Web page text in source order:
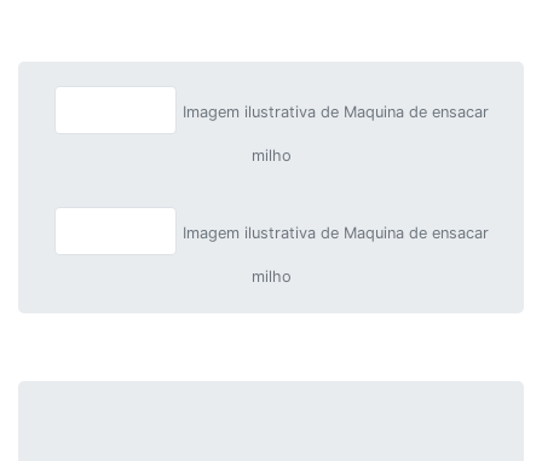
Imagem ilustrativa de Maquina de ensacar
milho
Imagem ilustrativa de Maquina de ensacar
milho